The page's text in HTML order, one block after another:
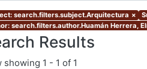
search.filters.subject.Arquitectura ×
search.filters.author.Huamán Herrera,
Results
showing 1 - 1 of 1